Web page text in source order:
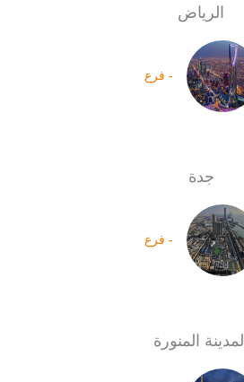
الرياض
- فرع
جدة
- فرع
المدينة المنورة